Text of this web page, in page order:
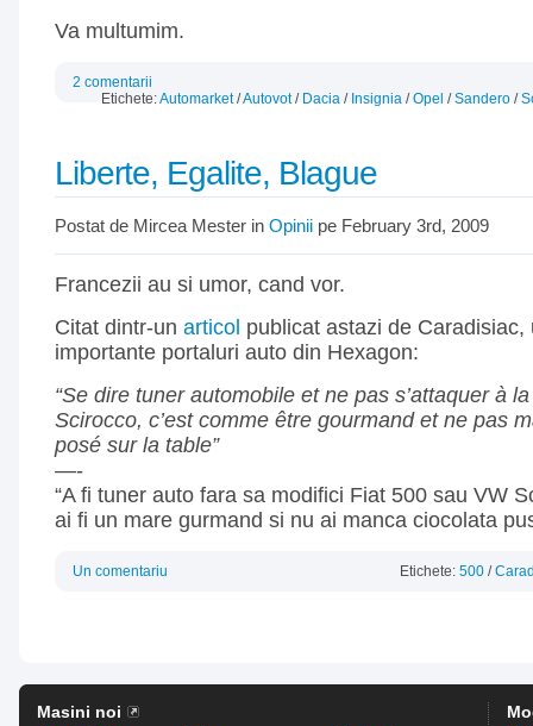
Va multumim.
2 comentarii
Etichete:Automarket/Autovot/ Dacia / Insignia /Opel /Sandero /
Liberte, Egalite, Blague
Postat de Mircea Mester in Opinii pe February 3rd, 2009
Francezii au si umor, cand vor.
Citat dintr-un articol publicat astazi de
importante portaluri auto din Hexagon:
“Se dire tuner automobile et ne pas s’attaquer à
Scirocco, c’est comme être gourmand et ne pas
posé sur la table”
—-
“A fi tuner auto fara sa modifici Fiat 500 sau VW
ai fi un mare gurmand si nu ai manca ciocolata
Un comentariu Etichete: 500 /
Masini noi